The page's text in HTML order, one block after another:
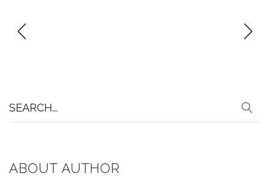
for:
ABOUT AUTHOR